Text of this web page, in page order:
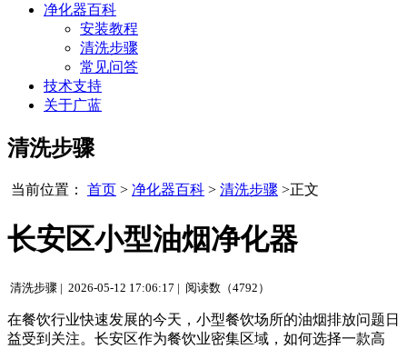
净化器百科
安装教程
清洗步骤
常见问答
技术支持
关于广蓝
清洗步骤
当前位置： 首页 > 净化器百科 > 清洗步骤 >正文
长安区小型油烟净化器
清洗步骤 | 2026-05-12 17:06:17 | 阅读数（4792）
在餐饮行业快速发展的今天，小型餐饮场所的油烟排放问题日
益受到关注。长安区作为餐饮业密集区域，如何选择一款高